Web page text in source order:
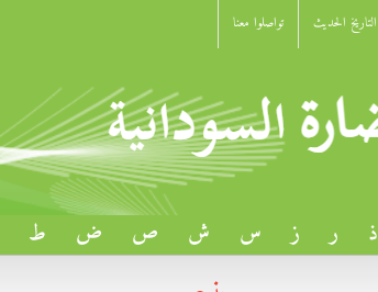
التاريخ الحديث تواصلوا معنا
ذ ر ز س ش ص ض ط